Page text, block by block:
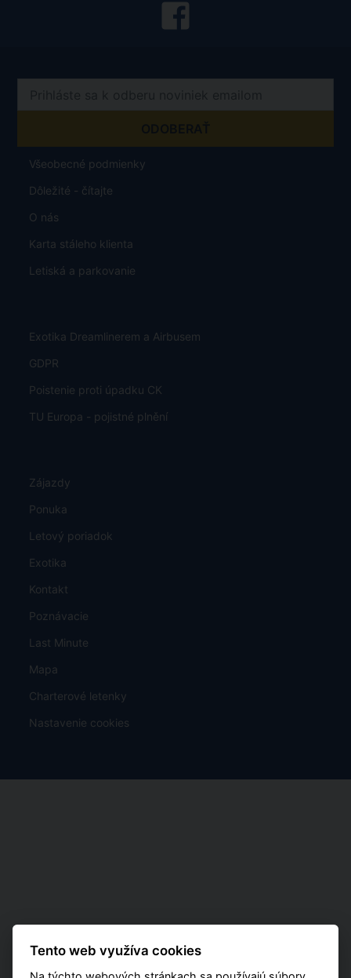
Všeobecné podmienky
Dôležité - čítajte
O nás
Karta stáleho klienta
Letiská a parkovanie
Exotika Dreamlinerem a Airbusem
GDPR
Poistenie proti úpadku CK
TU Europa - pojistné plnění
Zájazdy
Ponuka
Letový poriadok
Exotika
Kontakt
Poznávacie
Last Minute
Mapa
Charterové letenky
Nastavenie cookies
Tento web využíva cookies